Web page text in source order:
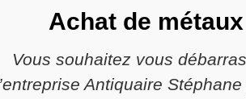
Achat de
Vous souhaitez vous
Antiquaire